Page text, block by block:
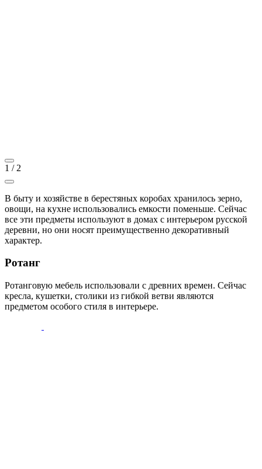
1 / 2
В быту и хозяйстве в берестяных коробах хранилось зерно,
овощи, на кухне использовались емкости поменьше. Сейчас
все эти предметы используют в домах с интерьером русской
деревни, но они носят преимущественно декоративный
характер.
Ротанг
Ротанговую мебель использовали с древних времен. Сейчас
кресла, кушетки, столики из гибкой ветви являются
предметом особого стиля в интерьере.